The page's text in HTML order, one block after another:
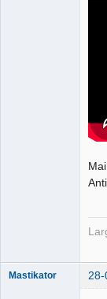
Mastikator 28-